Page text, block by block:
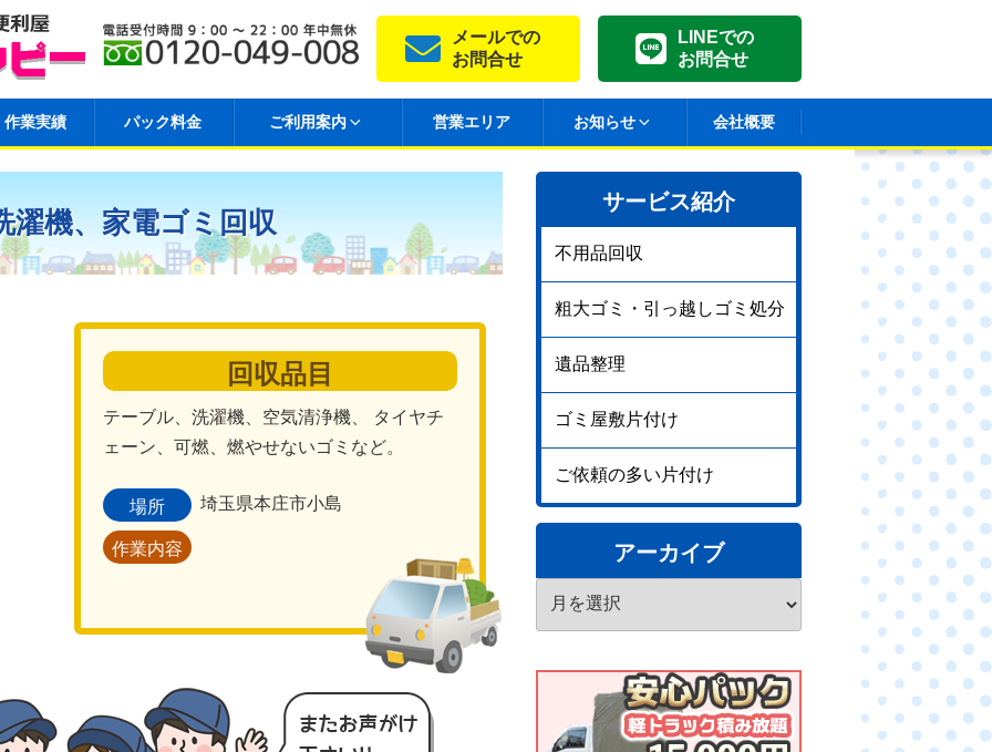
メールでの
お問合せ
LINEでの
お問合せ
作業実績 パック料金 ご利用案内 営業エリア お知らせ 会社概要
濯機、家電ゴミ回収
回収品目
テーブル、洗濯機、空気清浄機、 タイヤチ
ェーン、可燃、燃やせないゴミなど。
場所 埼玉県本庄市小島
作業内容
サービス紹介
不用品回収
粗大ゴミ・引っ越しゴミ処分
遺品整理
ゴミ屋敷片付け
ご依頼の多い片付け
アーカイブ